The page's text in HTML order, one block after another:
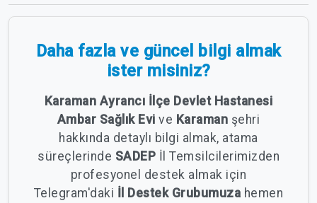
Daha fazla ve güncel bilgi almak
ister misiniz?
Karaman Ayrancı İlçe Devlet Hastanesi
Ambar Sağlık Evi ve Karaman şehri
hakkında detaylı bilgi almak, atama
süreçlerinde SADEP İl Temsilcilerimizden
profesyonel destek almak için
Telegram'daki İl Destek Grubumuza hemen